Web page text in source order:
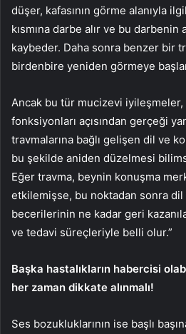
düşer, kafasının görme alanıyla
kısmına darbe alır ve bu
kaybeder. Daha sonra benzer bir
birdenbire yeniden görmeye
Ancak bu tür mucizevi
fonksiyonları açısından gerçeği
travmalarına bağlı gelişen dil ve
bu şekilde aniden düzelmesi
Eğer travma, beynin konuşma
etkilemişse, bu noktadan sonra dil
becerilerinin ne kadar geri
ve tedavi süreçleriyle belli olur.”
Başka hastalıkların habercisi
her zaman dikkate alınmalı!
Ses bozukluklarının ise başlı